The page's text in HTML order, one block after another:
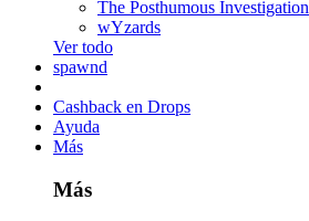
The Posthumous Investigation
wYzards
Ver todo
spawnd
Cashback en Drops
Ayuda
Más
Más